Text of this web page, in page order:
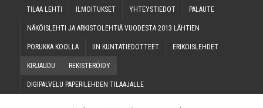
TILAA LEH­TI ILMOI­TUK­SET YHTEYS­TIE­DOT PALAU­TE
NÄKÖIS­LEH­TI JA ARKIS­TO­LEH­TIÄ VUO­DES­TA 2013 LÄHTIEN
PORUK­KA KOOLLA IIN KUN­TA­TIE­DOT­TEET ERI­KOIS­LEH­DET
KIR­JAU­DU REKIS­TE­RÖI­DY
DIGI­PAL­VE­LU PAPE­RI­LEH­DEN TILAAJALLE